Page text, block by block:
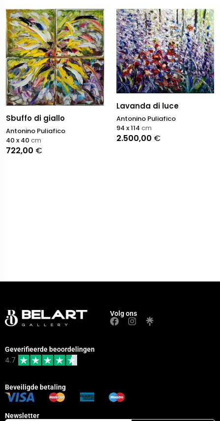
Sbuffo di giallo
Antonino Puliafico
722,00 €
40 x 40 cm
Lavanda di luce
Antonino Puliafico
2.500,00 €
94 x 114 cm
Volg ons
Geverifieerde beoordelingen
4.7
Beveiligde betaling
Newsletter